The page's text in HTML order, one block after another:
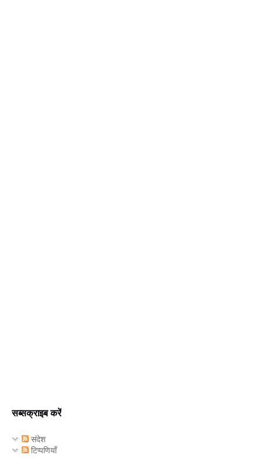
सब्सक्राइब करें
संदेश
टिप्पणियाँ